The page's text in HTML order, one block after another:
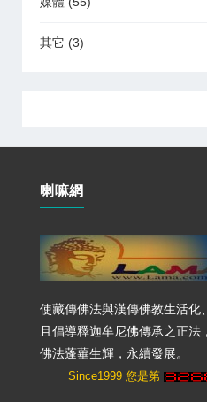
其它 (3)
喇嘛網
使藏傳佛法與漢傳佛教生活化
且倡導釋迦牟尼佛傳承之正法
佛法蓬蓽生輝，永續發展。
Since1999 您是第